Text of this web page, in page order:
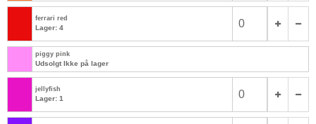
ferrari red
Lager: 4
piggy pink
Udsolgt Ikke på lager
jellyfish
Lager: 1